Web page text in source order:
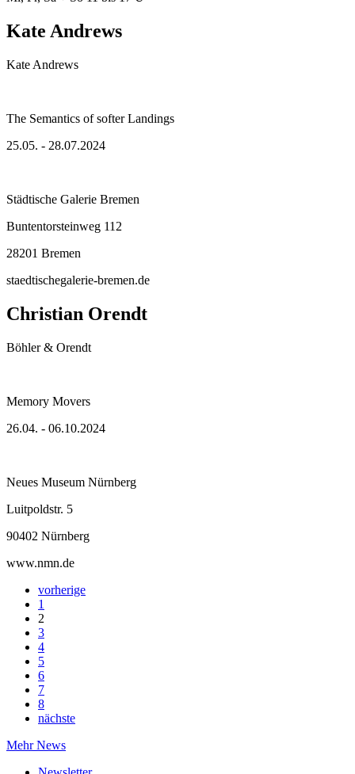
Kate Andrews
Kate Andrews
The Semantics of softer Landings
25.05. - 28.07.2024
Städtische Galerie Bremen
Buntentorsteinweg 112
28201 Bremen
staedtischegalerie-bremen.de
Christian Orendt
Böhler & Orendt
Memory Movers
26.04. - 06.10.2024
Neues Museum Nürnberg
Luitpoldstr. 5
90402 Nürnberg
www.nmn.de
vorherige
1
2
3
4
5
6
7
8
nächste
Mehr News